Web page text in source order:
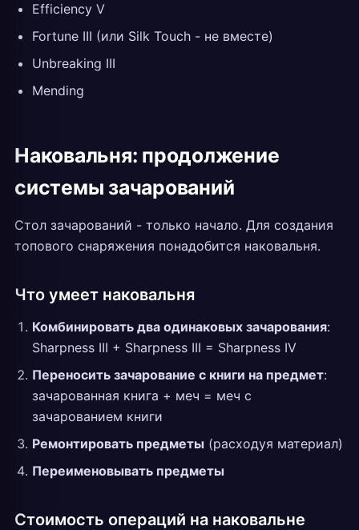
Efficiency V
Fortune III (или Silk Touch - не вместе)
Unbreaking III
Mending
Наковальня: продолжение
системы зачарований
Стол зачарований - только начало. Для создания
топового снаряжения понадобится наковальня.
Что умеет наковальня
Комбинировать два одинаковых зачарования:
Sharpness III + Sharpness III = Sharpness IV
Переносить зачарование с книги на предмет:
зачарованная книга + меч = меч с
зачарованием книги
Ремонтировать предметы (расходуя материал)
Переименовывать предметы
Стоимость операций на наковальне